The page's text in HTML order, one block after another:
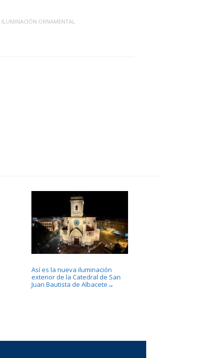
ILUMINACIÓN ORNAMENTAL
Así es la nueva iluminación
exterior de la Catedral de San
Juan Bautista de Albacete →